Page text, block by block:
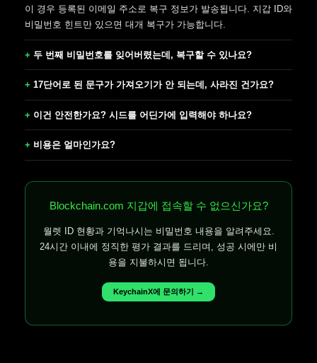
이 경우 등록된 이메일 주소로 복구 정보가 발송됩니다. 지갑 ID와
비밀번호 힌트만 있으면 대개 복구가 가능합니다.
두 번째 비밀번호를 잊어버렸는데, 복구할 수 있나요?
17단어로 된 문구가 가져오기가 안 되는데, 사라진 건가요?
이건 안전한가요? 시드를 어딘가에 입력해야 하나요?
비용은 얼마인가요?
Blockchain.com 지갑에 접속할 수 없으신가요?
월렛 ID 현황과 기억나시는 비밀번호 내용을 알려주세요.
24시간 이내에 정직한 평가 결과를 드리며, 성공 시에만 비
용을 지불하시면 됩니다.
KeychainX에 문의하기 →